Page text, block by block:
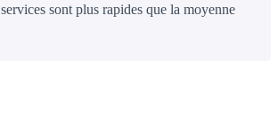
sont plus rapides que la moyenne